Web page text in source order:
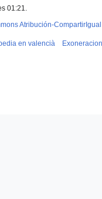
01:21.
Atribución-CompartirIgual
en valencià